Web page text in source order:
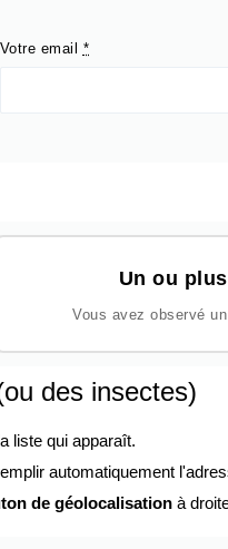
Votre email *
Un ou
Vous avez observé
des insectes)
liste qui apparaît.
automatiquement
de géolocalisation à